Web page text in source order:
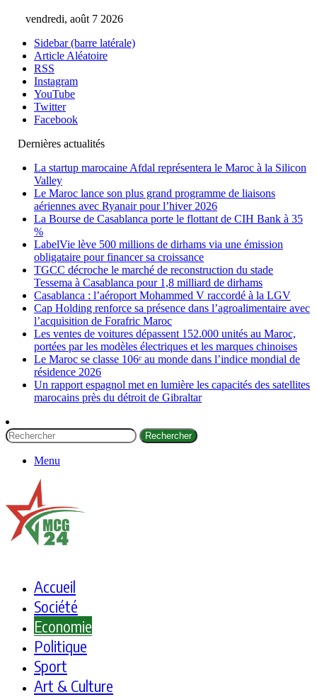
vendredi, août 7 2026
Sidebar (barre latérale)
Article Aléatoire
RSS
Instagram
YouTube
Twitter
Facebook
Dernières actualités
La startup marocaine Afdal représentera le Maroc à la Silicon
Valley
Le Maroc lance son plus grand programme de liaisons
aériennes avec Ryanair pour l’hiver 2026
La Bourse de Casablanca porte le flottant de CIH Bank à 35
%
LabelVie lève 500 millions de dirhams via une émission
obligataire pour financer sa croissance
TGCC décroche le marché de reconstruction du stade
Tessema à Casablanca pour 1,8 milliard de dirhams
Casablanca : l’aéroport Mohammed V raccordé à la LGV
Cap Holding renforce sa présence dans l’agroalimentaire avec
l’acquisition de Forafric Maroc
Les ventes de voitures dépassent 152.000 unités au Maroc,
portées par les modèles électriques et les marques chinoises
Le Maroc se classe 106ᵉ au monde dans l’indice mondial de
résidence 2026
Un rapport espagnol met en lumière les capacités des satellites
marocains près du détroit de Gibraltar
Rechercher
Menu
Accueil
Société
Economie
Politique
Sport
Art & Culture